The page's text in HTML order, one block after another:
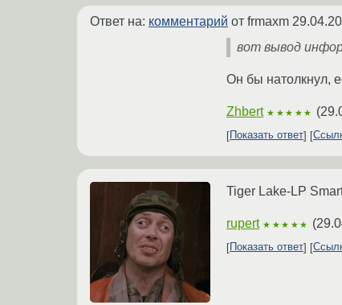
Ответ на: комментарий от frmaxm
вот вывод
Он бы натолкнул,
Zhbert ★★★★★ (
Показать ответ
Tiger Lake-LP
rupert ★★★★★ (
Показать ответ